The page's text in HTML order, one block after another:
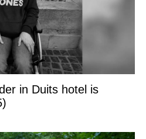
in Duits hotel is